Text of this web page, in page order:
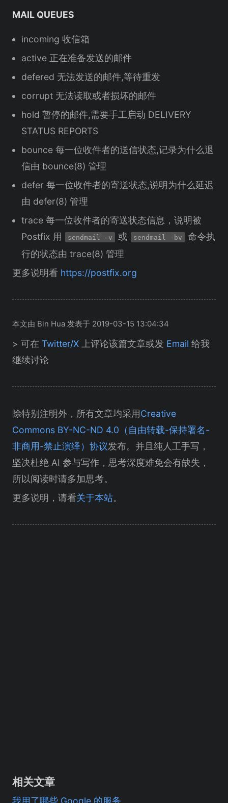
MAIL QUEUES
incoming 收信箱
active 正在准备发送的邮件
defered 无法发送的邮件,等待重发
corrupt 无法读取或者损坏的邮件
hold 暂停的邮件,需要手工启动 DELIVERY
STATUS REPORTS
bounce 每一位收件者的送信状态,记录为什么退
信由 bounce(8) 管理
defer 每一位收件者的寄送状态,说明为什么延迟
由 defer(8) 管理
trace 每一位收件者的寄送状态信息，说明被
Postfix 用
sendmail -v 或 sendmail -bv
命令执
行的状态由 trace(8) 管理
更多说明看 https://postfix.org
本文由 Bin Hua 发表于 2019-03-15 13:04:34
> 可在 Twitter/X 上评论该篇文章或发 Email 给我
继续讨论
除特别注明外，所有文章均采用Creative
Commons BY-NC-ND 4.0（自由转载-保持署名-
非商用-禁止演绎）协议发布。并且纯人工手写，
坚决杜绝 AI 参与写作，思考深度难免会有缺失，
所以阅读时请多加思考。
更多说明，请看关于本站。
相关文章
我用了哪些 Google 的服务